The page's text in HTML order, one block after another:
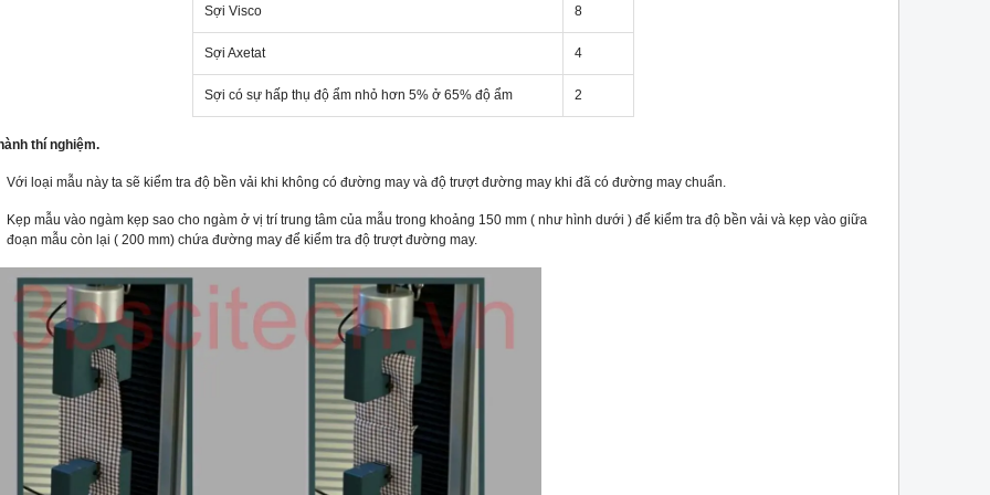
Sợi Visco 8
Sợi Axetat 4
Sợi có sự hấp thụ độ ẩm nhỏ hơn 5% ở 65% độ ẩm 2
thí nghiệm.
Với loại mẫu này ta sẽ kiểm tra độ bền vải khi không có đường may và độ trượt đường may khi đã có đường may chuẩn.
Kẹp mẫu vào ngàm kẹp sao cho ngàm ở vị trí trung tâm của mẫu trong khoảng 150 mm ( như hình dưới ) để kiểm tra độ bền vải và kẹp vào giữa
đoạn mẫu còn lại ( 200 mm) chứa đường may để kiểm tra độ trượt đường may.